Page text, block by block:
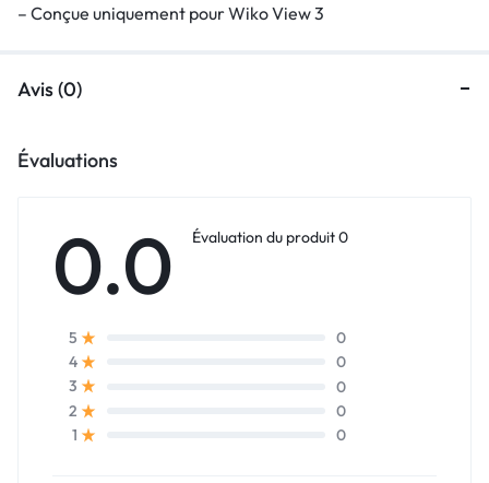
– Conçue uniquement pour Wiko View 3
Avis (0)
Évaluations
0.0 Évaluation du produit 0
5
0
4
0
3
0
2
0
1
0